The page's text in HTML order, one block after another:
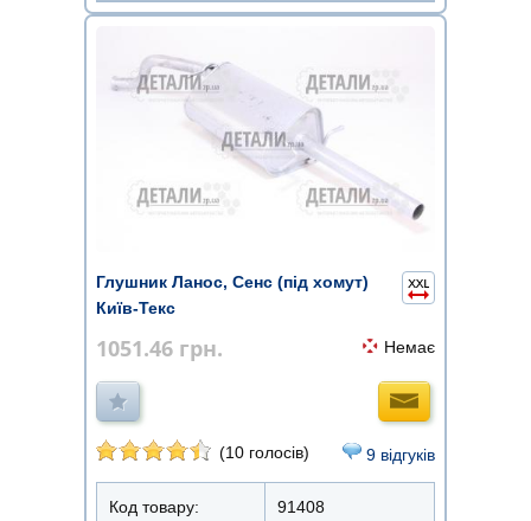
Глушник Ланос, Сенс (під хомут)
Київ-Текс
1051.46 грн. Немає
(10 голосів) 9 відгуків
Код товару: 91408